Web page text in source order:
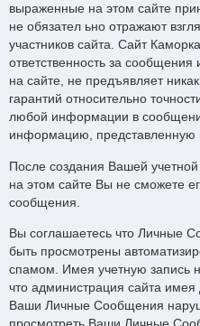
выраженные на этом сайте
не обязател ьно отражают
участников сайта. Сайт
ответственность за
на сайте, не предъявляет
гарантий относительно
любой информации в
информацию, представленную
После создания Вашей учетной
на этом сайте Вы не сможете
сообщения.
Вы соглашаетесь что Личные
быть просмотрены
спамом. Имея учетную запись
что администрация сайта имея
Ваши Личные Сообщения